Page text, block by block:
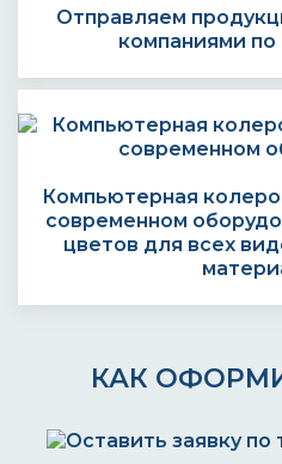
Отправляем
компаниями по
Компьютерная
современном
цветов для всех
КАК